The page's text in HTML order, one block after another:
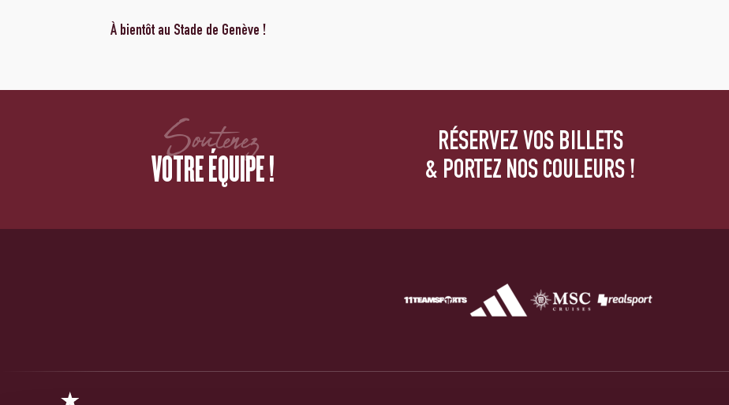
À bientôt au Stade de Genève !
Soutenez
VOTRE ÉQUIPE !
RÉSERVEZ VOS BILLETS
& PORTEZ NOS COULEURS !